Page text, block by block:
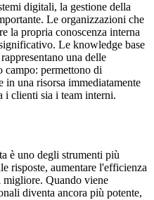
digitali, la gestione della
Le organizzazioni che
la propria conoscenza interna
Le knowledge base
una delle
campo: permettono di
in una risorsa immediatamente
i clienti sia i team interni.
è uno degli strumenti più
risposte, aumentare l'efficienza
Quando viene
diventa ancora più potente,